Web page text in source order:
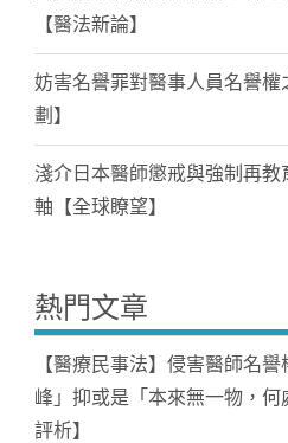
【醫法新論】
妨害名譽罪對醫事人員名譽
劃】
淺介日本醫師懲戒與強制再
軸【全球瞭望】
熱門文章
【醫療民事法】侵害醫師名
峰」抑或是「本來無一物，
評析】